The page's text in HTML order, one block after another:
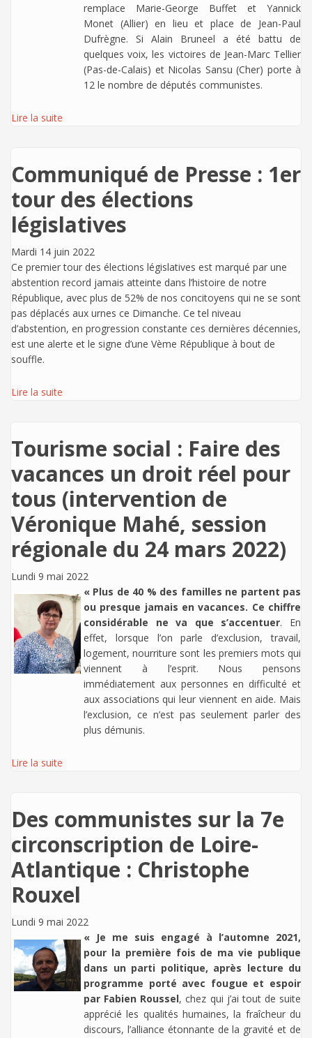
remplace Marie-George Buffet et Yannick
Monet (Allier) en lieu et place de Jean-Paul
Dufrègne. Si Alain Bruneel a été battu de
quelques voix, les victoires de Jean-Marc Tellier
(Pas-de-Calais) et Nicolas Sansu (Cher) porte à
12 le nombre de députés communistes.
Lire la suite
Communiqué de Presse : 1er
tour des élections
législatives
Mardi 14 juin 2022
Ce premier tour des élections législatives est marqué par une
abstention record jamais atteinte dans l’histoire de notre
République, avec plus de 52% de nos concitoyens qui ne se sont
pas déplacés aux urnes ce Dimanche. Ce tel niveau
d’abstention, en progression constante ces dernières décennies,
est une alerte et le signe d’une Vème République à bout de
souffle.
Lire la suite
Tourisme social : Faire des
vacances un droit réel pour
tous (intervention de
Véronique Mahé, session
régionale du 24 mars 2022)
Lundi 9 mai 2022
« Plus de 40 % des familles ne partent pas
ou presque jamais en vacances. Ce chiffre
considérable ne va que s’accentuer. En
effet, lorsque l’on parle d’exclusion, travail,
logement, nourriture sont les premiers mots qui
viennent à l’esprit. Nous pensons
immédiatement aux personnes en difficulté et
aux associations qui leur viennent en aide. Mais
l’exclusion, ce n’est pas seulement parler des
plus démunis.
Lire la suite
Des communistes sur la 7e
circonscription de Loire-
Atlantique : Christophe
Rouxel
Lundi 9 mai 2022
« Je me suis engagé à l’automne 2021,
pour la première fois de ma vie publique
dans un parti politique, après lecture du
programme porté avec fougue et espoir
par Fabien Roussel, chez qui j’ai tout de suite
apprécié les qualités humaines, la fraîcheur du
discours, l’alliance étonnante de la gravité et de